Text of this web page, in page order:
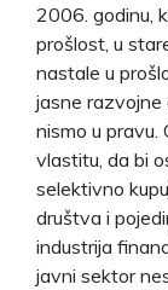
2006. godinu,
prošlost, u
nastale u
jasne razvojne
nismo u pravu.
vlastitu, da bi
selektivno
društva i
industrija
javni sektor